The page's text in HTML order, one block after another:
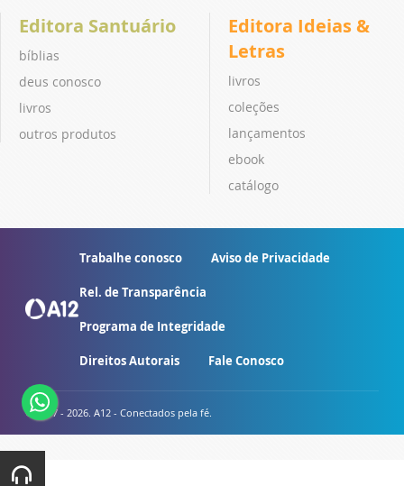
Editora Santuário
bíblias
deus conosco
livros
outros produtos
Editora Ideias &
Letras
livros
coleções
lançamentos
ebook
catálogo
Trabalhe conosco Aviso de Privacidade
Rel. de Transparência
Programa de Integridade
Direitos Autorais Fale Conosco
© 2007 - 2026. A12 - Conectados pela fé.